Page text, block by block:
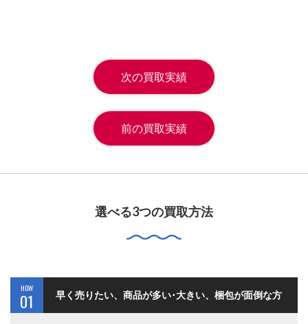
次の買取実績
前の買取実績
選べる3つの買取方法
HOW
01 早く売りたい、商品が多い･大きい、梱包が面倒な方